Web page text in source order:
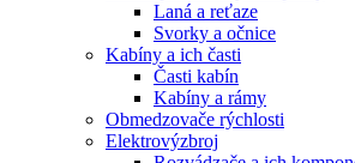
Laná a reťaze
Svorky a očnice
Kabíny a ich časti
Časti kabín
Kabíny a rámy
Obmedzovače rýchlosti
Elektrovýzbroj